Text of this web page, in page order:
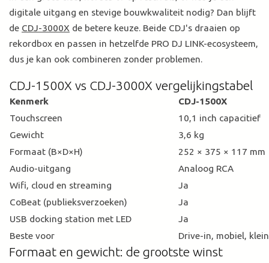
digitale uitgang en stevige bouwkwaliteit nodig? Dan blijft
de CDJ-3000X de betere keuze. Beide CDJ's draaien op
rekordbox en passen in hetzelfde PRO DJ LINK-ecosysteem,
dus je kan ook combineren zonder problemen.
CDJ-1500X vs CDJ-3000X vergelijkingstabel
Kenmerk
CDJ-1500X
Touchscreen
10,1 inch capacitief
Gewicht
3,6 kg
Formaat (B×D×H)
252 × 375 × 117 mm
Audio-uitgang
Analoog RCA
Wifi, cloud en streaming
Ja
CoBeat (publieksverzoeken)
Ja
USB docking station met LED
Ja
Beste voor
Drive-in, mobiel,
Formaat en gewicht: de grootste winst